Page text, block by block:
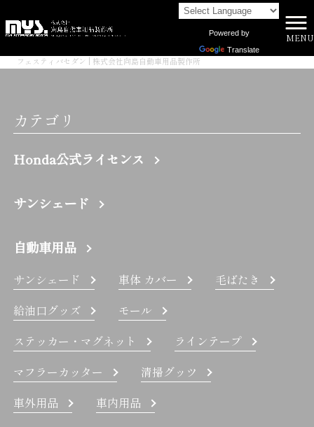
Powered by
Translate
MENU
フェスティバセダン | 株式会社向島自動車用品製作所
カテゴリ
Honda公式ライセンス
サンシェード
自動車用品
サンシェード 車体 カバー
毛ばたき
給油口グッズ
モール
ステッカー・マグネット
ラインテープ
マフラーカッター
清掃グッツ
車外用品
車内用品